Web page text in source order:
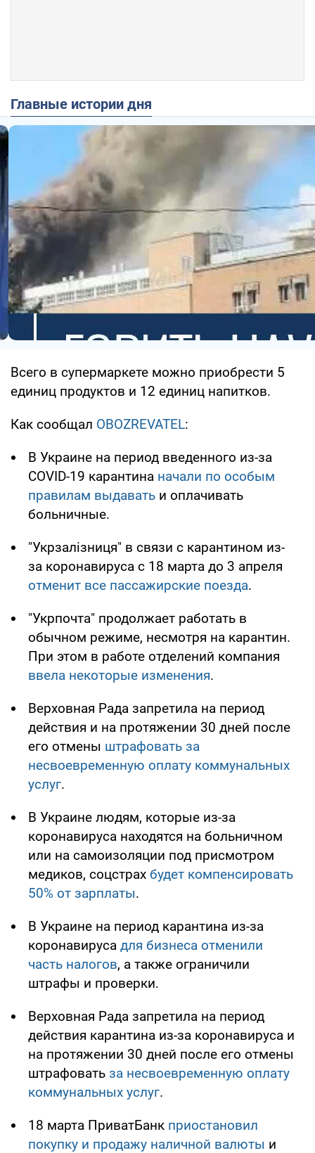
Главные истории дня
Всего в супермаркете можно приобрести 5
единиц продуктов и 12 единиц напитков.
Как сообщал OBOZREVATEL:
В Украине на период введенного из-за
COVID-19 карантина начали по особым
правилам выдавать и оплачивать
больничные.
"Укрзалізниця" в связи с карантином из-
за коронавируса с 18 марта до 3 апреля
отменит все пассажирские поезда.
"Укрпочта" продолжает работать в
обычном режиме, несмотря на карантин.
При этом в работе отделений компания
ввела некоторые изменения.
Верховная Рада запретила на период
действия и на протяжении 30 дней после
его отмены штрафовать за
несвоевременную оплату коммунальных
услуг.
В Украине людям, которые из-за
коронавируса находятся на больничном
или на самоизоляции под присмотром
медиков, соцстрах будет компенсировать
50% от зарплаты.
В Украине на период карантина из-за
коронавируса для бизнеса отменили
часть налогов, а также ограничили
штрафы и проверки.
Верховная Рада запретила на период
действия карантина из-за коронавируса и
на протяжении 30 дней после его отмены
штрафовать за несвоевременную оплату
коммунальных услуг.
18 марта ПриватБанк приостановил
покупку и продажу наличной валюты и